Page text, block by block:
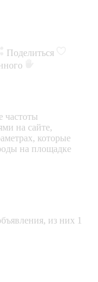
Поделиться
частоты
на сайте,
которые
на площадке
из них 1